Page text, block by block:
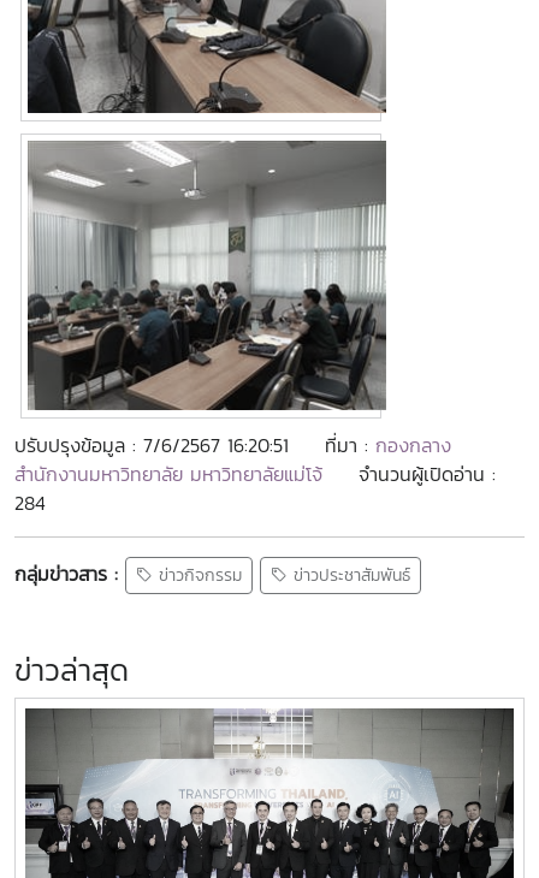
ปรับปรุงข้อมูล : 7/6/2567 16:20:51 ที่มา : กองกลาง
สำนักงานมหาวิทยาลัย มหาวิทยาลัยแม่โจ้
จำนวนผู้เปิดอ่าน :
284
กลุ่มข่าวสาร : ข่าวกิจกรรม ข่าวประชาสัมพันธ์
ข่าวล่าสุด